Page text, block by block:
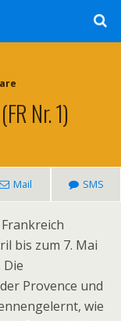
Nr. 1)
Mail SMS
bis zum 7. Mai
Provence und
wie